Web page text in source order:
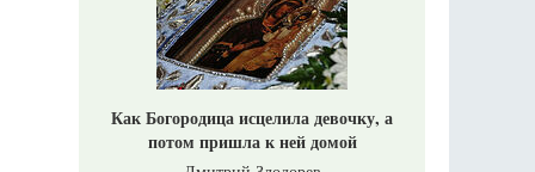
Как Богородица исцелила девочку, а
потом пришла к ней домой